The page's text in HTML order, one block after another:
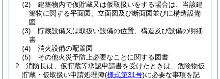
(2)
建築物内で仮貯蔵又は仮取扱いをする場合は、当該建
築物に関する平面図、立面図及び断面図並びに構造設備
図
(3)
貯蔵設備又は取扱い設備の位置、構造及び設備の明細
書
(4)
消火設備の配置図
(5)
その他火災予防上必要なことに関する図書
2
消防長は、仮貯蔵等承認申請書を受けたときは、危険物仮
貯蔵・仮取扱い申請処理簿(様式第31号)に必要な事項を記